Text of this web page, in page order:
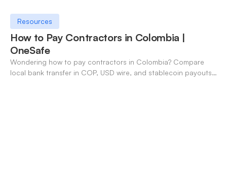
Resources
How to Pay Contractors in Colombia |
OneSafe
Wondering how to pay contractors in Colombia? Compare
local bank transfer in COP, USD wire, and stablecoin payouts.